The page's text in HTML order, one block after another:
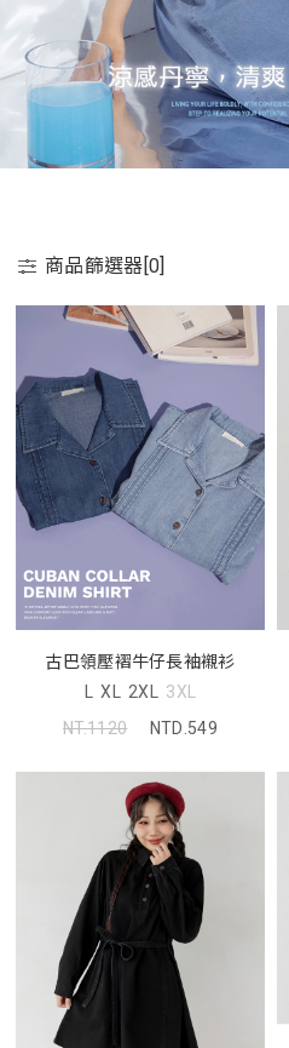
商品篩選器[0]
古巴領壓褶牛仔長袖襯衫
L XL 2XL 3XL
NT.1120
NTD.549